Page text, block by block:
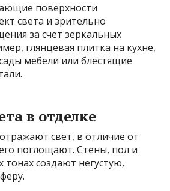
поверхности
света и зрительно
за счет зеркальных
глянцевая плитка на кухне,
мебели или блестящие
в отделке
свет, в отличие от
поглощают. Стены, пол и
тонах создают негустую,